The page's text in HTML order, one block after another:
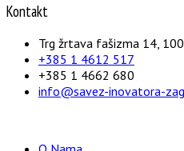
Kontakt
Trg žrtava fašizma 14,
+385 1 4612 517
+385 1 4662 680
info@savez-inovatora-